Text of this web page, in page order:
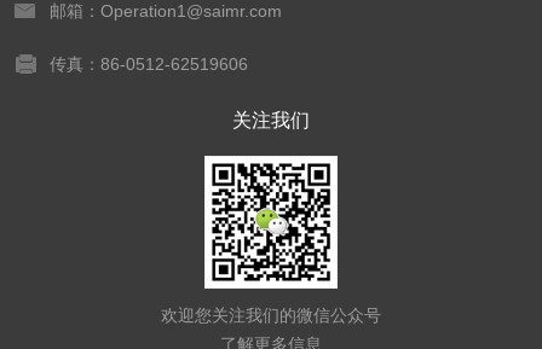
邮箱：Operation1@saimr.com
传真：86-0512-62519606
关注我们
欢迎您关注我们的微信公众号
了解更多信息